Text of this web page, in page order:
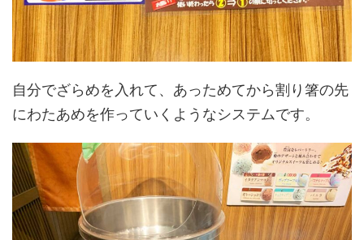
自分でざらめを入れて、あっためてから割り箸の先
にわたあめを作っていくようなシステムです。